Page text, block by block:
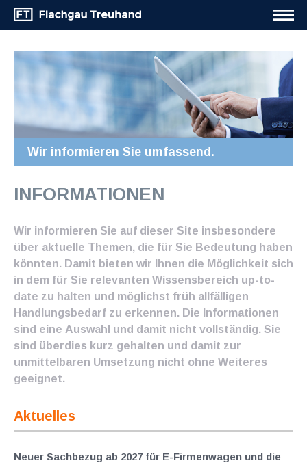
Wir informieren Sie umfassend.
INFORMATIONEN
Wir informieren Sie auf dieser Site insbesondere
über aktuelle Themen, die für Sie Bedeutung haben
könnten. Damit bieten wir Ihnen die Möglichkeit sich
in dem für Sie relevanten Wissensbereich up-to-
date zu halten und möglichst früh allfälligen
Handlungsbedarf zu erkennen. Die Informationen
sind eine Auswahl und damit nicht vollständig. Sie
sind überdies kurz gehalten und damit zur
unmittelbaren Umsetzung nicht ohne Weiteres
geeignet.
Aktuelles
Neuer Sachbezug ab 2027 für E-Firmenwagen und die